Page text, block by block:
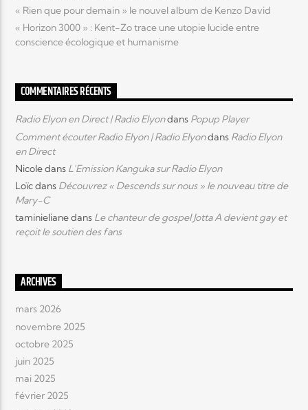
« Rien que pour demain » le nouvel album de Kenzo David
« Horizon 3000 » : Kent-Zo trace une utopie lucide entre
conscience écologique et humanisme
COMMENTAIRES RÉCENTS
Radio Elyon en Direct | Radio Elyondans Popup Player
Comment écouter Radio Elyon | Radio Elyondans Radio Elyon
en Direct
Nicoledans L’Emission Kanguka sur Radio Elyon
Loïcdans Découvrez « Descends sur nous » le nouveau titre de
Mary-C
taminielianedans Le chanteur de gospel Jotta A devient gay et
reçoit le soutien des fans
ARCHIVES
mars 2026
novembre 2025
octobre 2025
juin 2025
mai 2025
février 2025